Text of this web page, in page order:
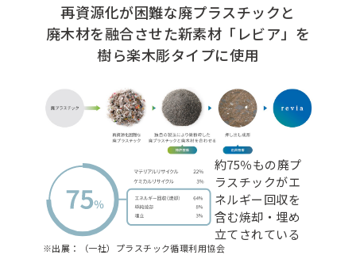
再資源化が困難な廃プラスチックと
廃木材を融合させた新素材「レビア」を
樹ら楽木彫タイプに使用
約75％もの廃プ
ラスチックがエ
ネルギー回収を
含む焼却・埋め
立てされている
※出展：（一社）プラスチック循環利用協会